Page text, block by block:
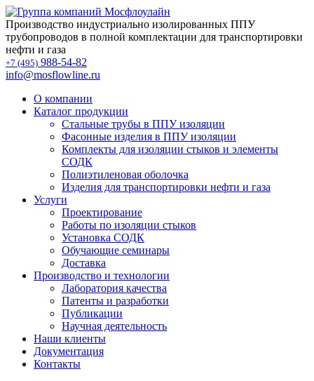
Производство индустриально изолированных ППУ
трубопроводов в полной комплектации для транспортировки
нефти и газа
+7 (495) 988-54-82
info@mosflowline.ru
О компании
Каталог продукции
Стальные трубы в ППУ изоляции
Фасонные изделия в ППУ изоляции
Комплекты для изоляции стыков и элементы
СОДК
Полиэтиленовая оболочка
Изделия для транспортировки нефти и газа
Услуги
Проектирование
Работы по изоляции стыков
Установка СОДК
Обучающие семинары
Доставка
Производство и технологии
Лаборатория качества
Патенты и разработки
Публикации
Научная деятельность
Наши клиенты
Документация
Контакты